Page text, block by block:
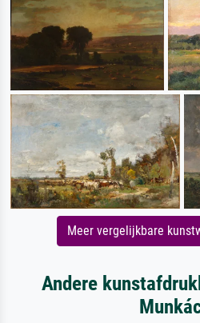
Meer vergelijkbare
Andere